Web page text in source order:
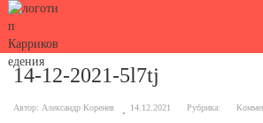
14-12-2021-5l7tj
Автор: Александр Коренев 14.12.2021 Рубрика: